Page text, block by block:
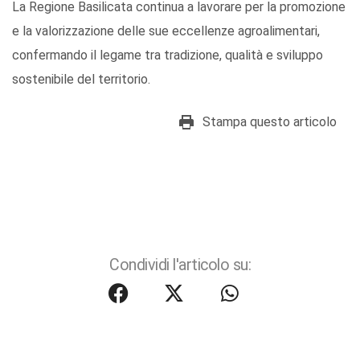
La Regione Basilicata continua a lavorare per la promozione
e la valorizzazione delle sue eccellenze agroalimentari,
confermando il legame tra tradizione, qualità e sviluppo
sostenibile del territorio.
Stampa questo articolo
Condividi l'articolo su: